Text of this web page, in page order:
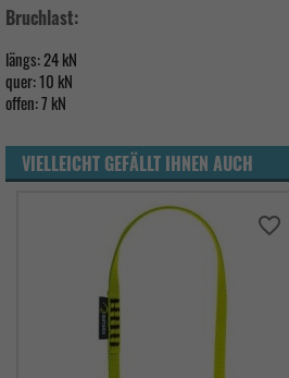
Bruchlast:
längs: 24 kN
quer: 10 kN
offen: 7 kN
VIELLEICHT GEFÄLLT IHNEN AUCH
favorite_border